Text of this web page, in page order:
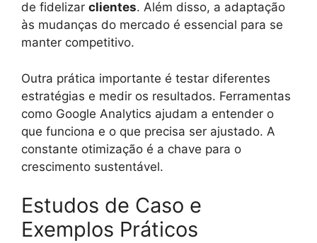
de fidelizar clientes. Além disso, a adaptação
às mudanças do mercado é essencial para se
manter competitivo.
Outra prática importante é testar diferentes
estratégias e medir os resultados. Ferramentas
como Google Analytics ajudam a entender o
que funciona e o que precisa ser ajustado. A
constante otimização é a chave para o
crescimento sustentável.
Estudos de Caso e
Exemplos Práticos